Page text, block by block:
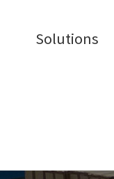
Solutions